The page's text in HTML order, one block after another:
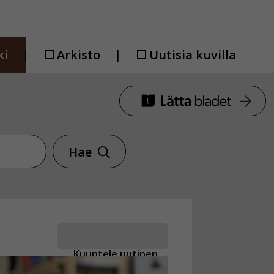
Arkisto Uutisia kuvilla
Hae
Kuuntele uutinen